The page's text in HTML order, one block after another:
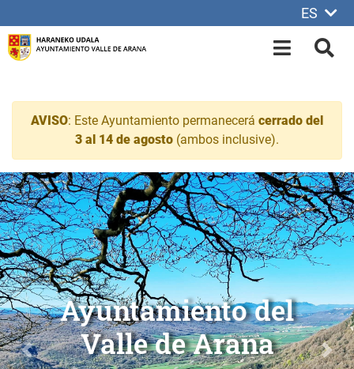
ES
OPEN-
AVISO: Este Ayuntamiento permanecerá cerrado del
3 al 14 de agosto (ambos inclusive).
Ayuntamiento del Valle
Alda
Anterior